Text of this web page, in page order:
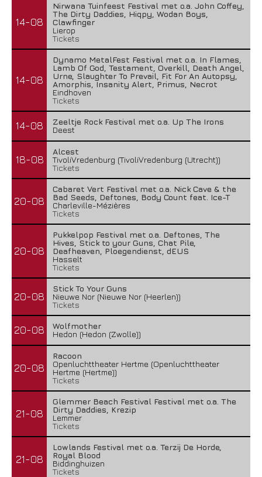
14-08
Nirwana Tuinfeest Festival met o.a. John Coffey,
The Dirty Daddies, Hiqpy, Wodan Boys,
Clawfinger
Lierop
Tickets
14-08
Dynamo MetalFest Festival met o.a. In Flames,
Lamb Of God, Testament, Overkill, Death Angel,
Urne, Slaughter To Prevail, Fit For An Autopsy,
Amorphis, Insanity Alert, Primus, Necrot
Eindhoven
Tickets
14-08
Zeeltje Rock Festival met o.a. Up The Irons
Deest
18-08
Alcest
TivoliVredenburg (TivoliVredenburg (Utrecht))
Tickets
20-08
Cabaret Vert Festival met o.a. Nick Cave & the
Bad Seeds, Deftones, Body Count feat. Ice-T
Charleville-Mézières
Tickets
20-08
Pukkelpop Festival met o.a. Deftones, The
Hives, Stick to your Guns, Chat Pile,
Deafheaven, Ploegendienst, dEUS
Hasselt
Tickets
20-08
Stick To Your Guns
Nieuwe Nor (Nieuwe Nor (Heerlen))
Tickets
20-08
Wolfmother
Hedon (Hedon (Zwolle))
20-08
Racoon
Openluchttheater Hertme (Openluchttheater
Hertme (Hertme))
Tickets
21-08
Glemmer Beach Festival Festival met o.a. The
Dirty Daddies, Krezip
Lemmer
Tickets
21-08
Lowlands Festival met o.a. Terzij De Horde,
Royal Blood
Biddinghuizen
Tickets